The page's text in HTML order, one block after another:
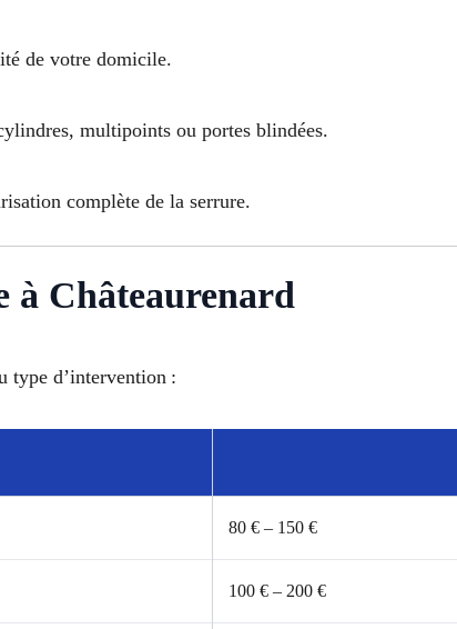
de votre domicile.
multipoints ou portes blindées.
complète de la serrure.
à Châteaurenard
type d’intervention :
80 € – 150 €
100 € – 200 €